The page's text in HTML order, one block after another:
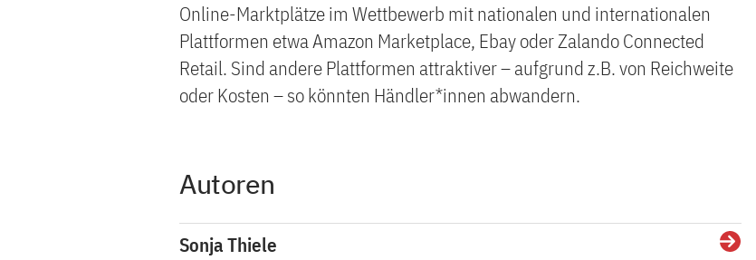
Online-Marktplätze im Wettbewerb mit nationalen und internationalen
Plattformen etwa Amazon Marketplace, Ebay oder Zalando Connected
Retail. Sind andere Plattformen attraktiver – aufgrund z.B. von Reichweite
oder Kosten – so könnten Händler*innen abwandern.
Autoren
Sonja Thiele Details